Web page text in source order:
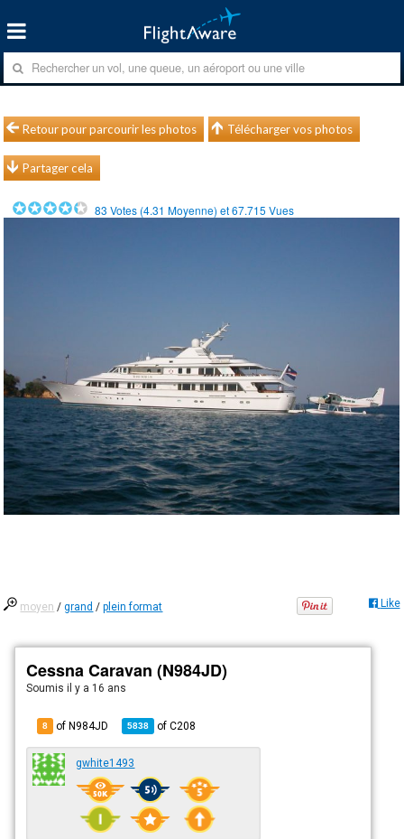
Retour pour parcourir les photos Télécharger vos photos
Partager cela
83 Votes (4.31 Moyenne) et67.715 Vues
moyen /grand /plein format Like
Cessna Caravan (N984JD)
Soumisil y a 16 ans
8 of N984JD 5838 ofC208
gwhite1493